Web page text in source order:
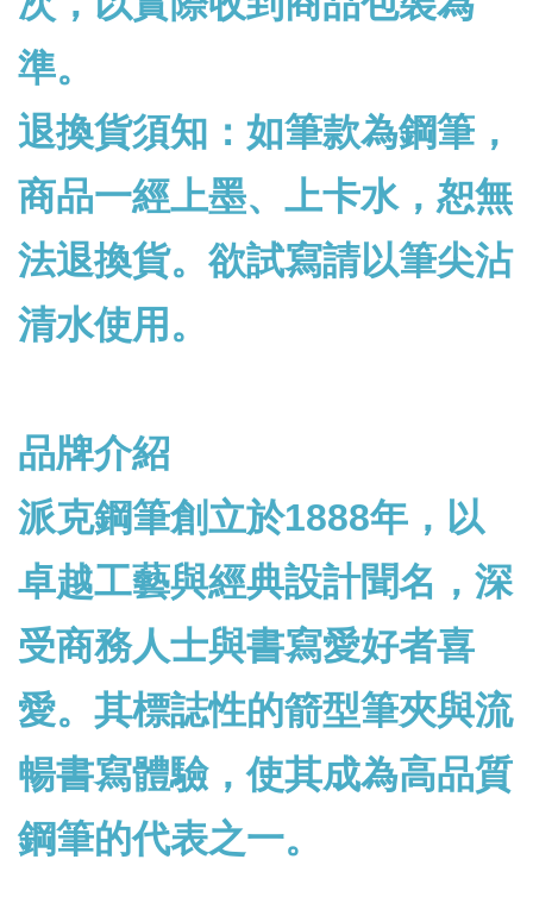
準。
退換貨須知：如筆款為鋼筆，
商品一經上墨、上卡水，恕無
法退換貨。欲試寫請以筆尖沾
清水使用。
品牌介紹
派克鋼筆創立於1888年，以
卓越工藝與經典設計聞名，深
受商務人士與書寫愛好者喜
愛。其標誌性的箭型筆夾與流
暢書寫體驗，使其成為高品質
鋼筆的代表之一。